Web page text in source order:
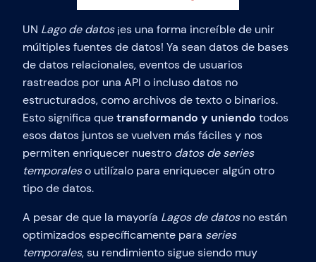
UN Lago de datos¡es una forma increíble de unir
múltiples fuentes de datos! Ya sean datos de bases
de datos relacionales, eventos de usuarios
rastreados por una API o incluso datos no
estructurados, como archivos de texto o binarios.
Esto significa quetransformando y uniendo todos
esos datos juntos se vuelven más fáciles y nos
permiten enriquecer nuestro datos de series
temporaleso utilízalo para enriquecer algún otro
tipo de datos.
A pesar de que la mayoría Lagos de datosno están
optimizados específicamente para series
temporales, su rendimiento sigue siendo muy